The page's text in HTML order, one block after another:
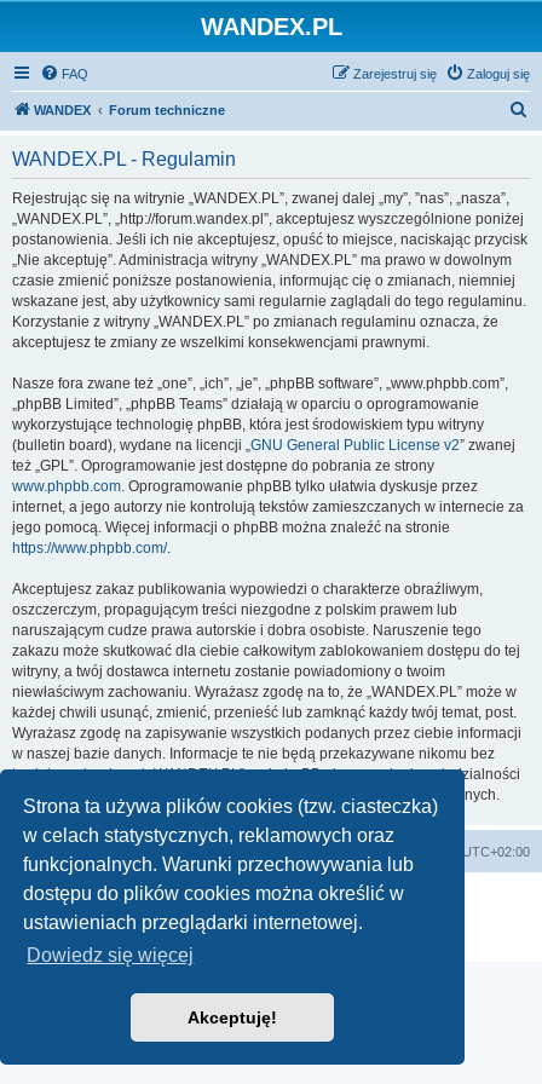
Strona ta używa plików cookies (tzw. ciasteczka)
w celach statystycznych, reklamowych oraz
funkcjonalnych. Warunki przechowywania lub
dostępu do plików cookies można określić w
ustawieniach przeglądarki internetowej.
Dowiedz się więcej
Akceptuję!
WANDEX.PL
FAQ Zaloguj się
Zarejestruj się
WANDEX Forum techniczne
WANDEX.PL - Regulamin
Rejestrując się na witrynie „WANDEX.PL”, zwanej dalej „my”, ”nas”, „nasza”,
„WANDEX.PL”, „http://forum.wandex.pl”, akceptujesz wyszczególnione poniżej
postanowienia. Jeśli ich nie akceptujesz, opuść to miejsce, naciskając przycisk
„Nie akceptuję”. Administracja witryny „WANDEX.PL” ma prawo w dowolnym
czasie zmienić poniższe postanowienia, informując cię o zmianach, niemniej
wskazane jest, aby użytkownicy sami regularnie zaglądali do tego regulaminu.
Korzystanie z witryny „WANDEX.PL” po zmianach regulaminu oznacza, że
akceptujesz te zmiany ze wszelkimi konsekwencjami prawnymi.
Nasze fora zwane też „one”, „ich”, „je”, „phpBB software”, „www.phpbb.com”,
„phpBB Limited”, „phpBB Teams” działają w oparciu o oprogramowanie
wykorzystujące technologię phpBB, która jest środowiskiem typu witryny
(bulletin board), wydane na licencji „GNU General Public License v2” zwanej
też „GPL”. Oprogramowanie jest dostępne do pobrania ze strony
www.phpbb.com. Oprogramowanie phpBB tylko ułatwia dyskusje przez
internet, a jego autorzy nie kontrolują tekstów zamieszczanych w internecie za
jego pomocą. Więcej informacji o phpBB można znaleźć na stronie
https://www.phpbb.com/.
Akceptujesz zakaz publikowania wypowiedzi o charakterze obraźliwym,
oszczerczym, propagującym treści niezgodne z polskim prawem lub
naruszającym cudze prawa autorskie i dobra osobiste. Naruszenie tego
zakazu może skutkować dla ciebie całkowitym zablokowaniem dostępu do tej
witryny, a twój dostawca internetu zostanie powiadomiony o twoim
niewłaściwym zachowaniu. Wyrażasz zgodę na to, że „WANDEX.PL” może w
każdej chwili usunąć, zmienić, przenieść lub zamknąć każdy twój temat, post.
Wyrażasz zgodę na zapisywanie wszystkich podanych przez ciebie informacji
w naszej bazie danych. Informacje te nie będą przekazywane nikomu bez
twojej zgody, ale ani „WANDEX.PL”, ani phpBB nie ponosi odpowiedzialności
za włamania do witryny, podczas których może dojść do kradzieży danych.
UTC+02:00
Technologię dostarczaphpBB ® Forum Software © phpBB Limited
Polski pakiet językowy dostarcza phpBB.pl
Zasady ochrony danych osobowych